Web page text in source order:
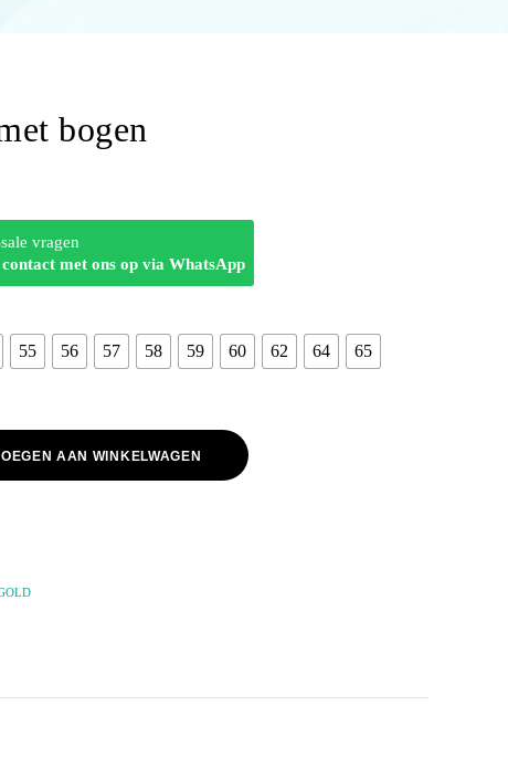
bogen
vragen
met ons op via WhatsApp
55 56 57 58 59 60 62 64 65
AAN WINKELWAGEN